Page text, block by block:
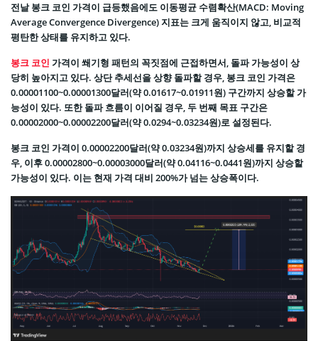
전날 봉크 코인 가격이 급등했음에도 이동평균 수렴확산(MACD: Moving
Average Convergence Divergence) 지표는 크게 움직이지 않고, 비교적
평탄한 상태를 유지하고 있다.
봉크 코인 가격이 쐐기형 패턴의 꼭짓점에 근접하면서, 돌파 가능성이 상
당히 높아지고 있다. 상단 추세선을 상향 돌파할 경우, 봉크 코인 가격은
0.00001100~0.00001300달러(약 0.01617~0.01911원) 구간까지 상승할 가
능성이 있다. 또한 돌파 흐름이 이어질 경우, 두 번째 목표 구간은
0.00002000~0.00002200달러(약 0.0294~0.03234원)로 설정된다.
봉크 코인 가격이 0.00002200달러(약 0.03234원)까지 상승세를 유지할 경
우, 이후 0.00002800~0.00003000달러(약 0.04116~0.0441원)까지 상승할
가능성이 있다. 이는 현재 가격 대비 200%가 넘는 상승폭이다.